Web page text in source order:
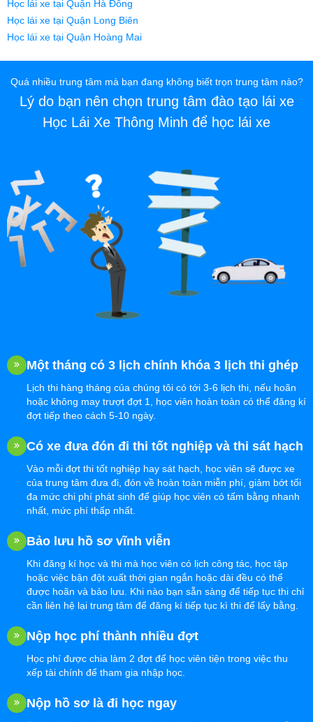
Học lái xe tại Quận Hà Đông
Học lái xe tại Quận Long Biên
Học lái xe tại Quận Hoàng Mai
Quá nhiều trung tâm mà bạn đang không biết trọn trung tâm nào?
Lý do bạn nên chọn trung tâm đào tạo lái xe
Học Lái Xe Thông Minh để học lái xe
Một tháng có 3 lịch chính khóa 3 lịch thi ghép
Lịch thi hàng tháng của chúng tôi có tới 3-6 lịch thi, nếu hoãn
hoặc không may trượt đợt 1, học viên hoàn toàn có thể đăng kí
đợt tiếp theo cách 5-10 ngày.
Có xe đưa đón đi thi tốt nghiệp và thi sát hạch
Vào mỗi đợt thi tốt nghiệp hay sát hạch, học viên sẽ được xe
của trung tâm đưa đi, đón về hoàn toàn miễn phí, giảm bớt tối
đa mức chi phí phát sinh để giúp học viên có tấm bằng nhanh
nhất, mức phí thấp nhất.
Bảo lưu hồ sơ vĩnh viễn
Khi đăng kí học và thi mà học viên có lịch công tác, học tập
hoặc việc bận đột xuất thời gian ngắn hoặc dài đều có thể
được hoãn và bảo lưu. Khi nào bạn sẵn sàng để tiếp tục thi chỉ
cần liên hệ lại trung tâm để đăng kí tiếp tục kì thi để lấy bằng.
Nộp học phí thành nhiều đợt
Học phí được chia làm 2 đợt để học viên tiện trong việc thu
xếp tài chính để tham gia nhập học.
Nộp hồ sơ là đi học ngay